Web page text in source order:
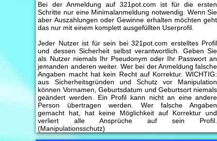
Bei der Anmeldung auf 321pot.com ist für die ersten
Schritte nur eine Minimalanmeldung notwendig. Wenn Sie
aber Auszahlungen oder Gewinne erhalten möchten geht
das nur mit einem komplett ausgefüllten Userprofil.
Jeder Nutzer ist für sein bei 321pot.com erstelltes Profil
und dessen Sicherheit selbst verantwortlich. Geben Sie
als Nutzer niemals Ihr Pseudonym oder Ihr Passwort an
jemanden anderen weiter. Wer bei der Anmeldung falsche
Angaben macht hat kein Recht auf Korrektur. WICHTIG:
aus Sicherheitsgründen und Schutz vor Manipulation
können Vornamen, Geburtsdatum und Geburtsort niemals
geändert werden. Ein Profil kann nicht an eine andere
Person übertragen werden. Wer falsche Angaben
gemacht hat, hat keine Möglichkeit auf Korrektur und
verliert alle Ansprüche auf sein Profil.
(Manipulationsschutz)